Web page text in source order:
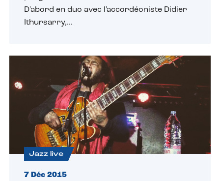
D'abord en duo avec l'accordéoniste Didier
Ithursarry,...
Jazz live
7 Déc 2015